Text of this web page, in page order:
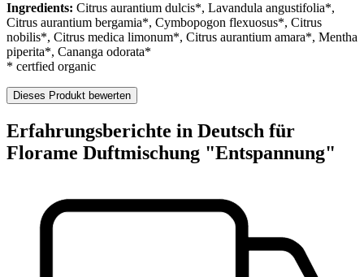
Ingredients: Citrus aurantium dulcis*, Lavandula angustifolia*,
Citrus aurantium bergamia*, Cymbopogon flexuosus*, Citrus
nobilis*, Citrus medica limonum*, Citrus aurantium amara*, Mentha
piperita*, Cananga odorata*
* certfied organic
Dieses Produkt bewerten
Erfahrungsberichte in Deutsch für
Florame Duftmischung "Entspannung"